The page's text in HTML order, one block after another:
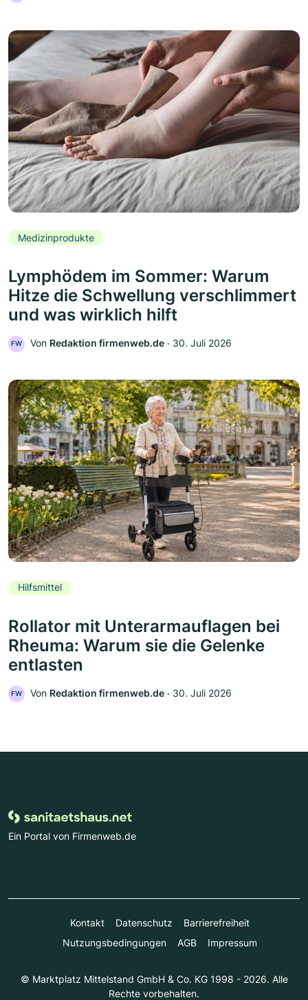
Medizinprodukte
Lymphödem im Sommer: Warum
Hitze die Schwellung verschlimmert
und was wirklich hilft
FW Von Redaktion firmenweb.de ‧ 30. Juli 2026
Hilfsmittel
Rollator mit Unterarmauflagen bei
Rheuma: Warum sie die Gelenke
entlasten
FW Von Redaktion firmenweb.de ‧ 30. Juli 2026
Ein Portal von Firmenweb.de
Kontakt Datenschutz
Barrierefreiheit
Nutzungsbedingungen
AGB Impressum
© Marktplatz Mittelstand GmbH & Co. KG 1998 - 2026. Alle
Rechte vorbehalten.